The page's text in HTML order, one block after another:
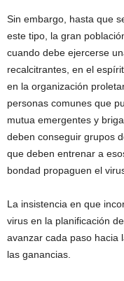
Sin embargo, hasta que
este tipo, la gran
cuando debe ejercerse
recalcitrantes, en el
en la organización
personas comunes que
mutua emergentes y
deben conseguir grupos
que deben entrenar a
bondad propaguen el
La insistencia en que
virus en la planificación
avanzar cada paso hacia
las ganancias.